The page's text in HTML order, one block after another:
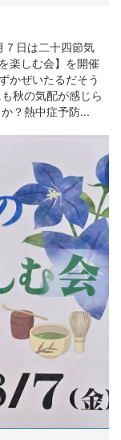
７日は二十四節気
楽しむ会】を開催
かぜいたるだそう
秋の気配が感じら
？熱中症予防...